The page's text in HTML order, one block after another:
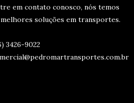
em contato conosco, nós temos
melhores soluções em transportes.
3426-9022